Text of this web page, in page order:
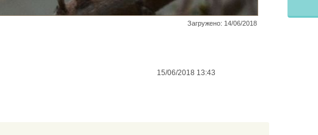
Загружено: 14/06/2018
15/06/2018 13:43